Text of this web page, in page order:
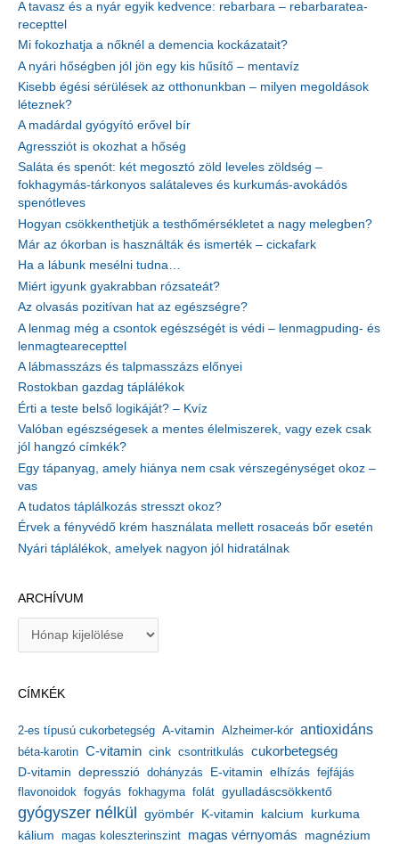
A tavasz és a nyár egyik kedvence: rebarbara – rebarbaratea-
recepttel
Mi fokozhatja a nőknél a demencia kockázatait?
A nyári hőségben jól jön egy kis hűsítő – mentavíz
Kisebb égési sérülések az otthonunkban – milyen megoldások
léteznek?
A madárdal gyógyító erővel bír
Agressziót is okozhat a hőség
Saláta és spenót: két megosztó zöld leveles zöldség –
fokhagymás-tárkonyos salátaleves és kurkumás-avokádós
spenótleves
Hogyan csökkenthetjük a testhőmérsékletet a nagy melegben?
Már az ókorban is használták és ismerték – cickafark
Ha a lábunk mesélni tudna…
Miért igyunk gyakrabban rózsateát?
Az olvasás pozitívan hat az egészségre?
A lenmag még a csontok egészségét is védi – lenmagpuding- és
lenmagtearecepttel
A lábmasszázs és talpmasszázs előnyei
Rostokban gazdag táplálékok
Érti a teste belső logikáját? – Kvíz
Valóban egészségesek a mentes élelmiszerek, vagy ezek csak
jól hangzó címkék?
Egy tápanyag, amely hiánya nem csak vérszegénységet okoz –
vas
A tudatos táplálkozás stresszt okoz?
Érvek a fényvédő krém használata mellett rosaceás bőr esetén
Nyári táplálékok, amelyek nagyon jól hidratálnak
ARCHÍVUM
í
u
m
CÍMKÉK
2-es típusú cukorbetegség A-vitamin Alzheimer-kór antioxidáns
béta-karotin C-vitamin cink csontritkulás cukorbetegség
D-vitamin depresszió dohányzás E-vitamin elhízás fejfájás
flavonoidok fogyás fokhagyma folát gyulladáscsökkentő
gyógyszer nélkül gyömbér K-vitamin kalcium kurkuma
kálium magas koleszterinszint magas vérnyomás magnézium